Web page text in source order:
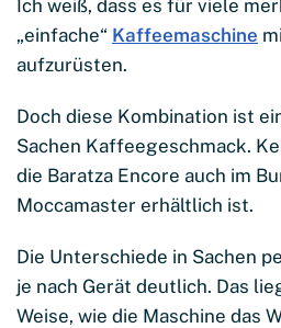
Ich weiß, dass es für viele
„einfache“ Kaffeemaschine
aufzurüsten.
Doch diese Kombination ist
Sachen Kaffeegeschmack.
die Baratza Encore auch im
Moccamaster erhältlich ist.
Die Unterschiede in Sachen
je nach Gerät deutlich. Das
Weise, wie die Maschine das